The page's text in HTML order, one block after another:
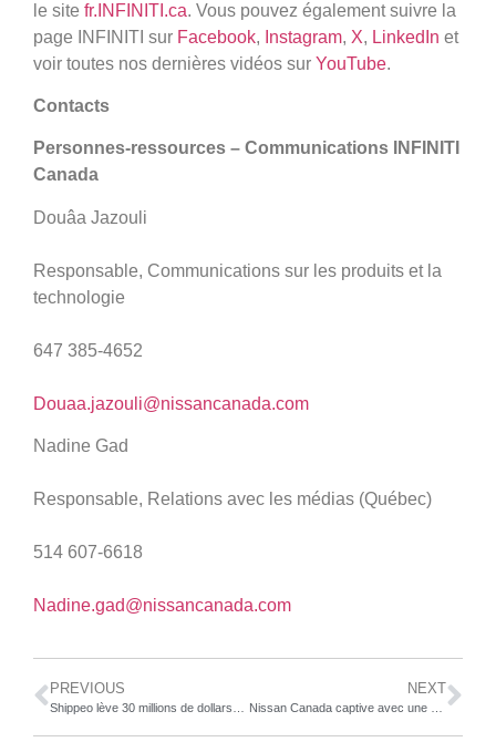
le site fr.INFINITI.ca. Vous pouvez également suivre la
page INFINITI sur Facebook, Instagram, X, LinkedIn et
voir toutes nos dernières vidéos sur YouTube.
Contacts
Personnes-ressources – Communications INFINITI
Canada
Douâa Jazouli
Responsable, Communications sur les produits et la
technologie
647 385-4652
Douaa.jazouli@nissancanada.com
Nadine Gad
Responsable, Relations avec les médias (Québec)
514 607-6618
Nadine.gad@nissancanada.com
PREVIOUS NEXT